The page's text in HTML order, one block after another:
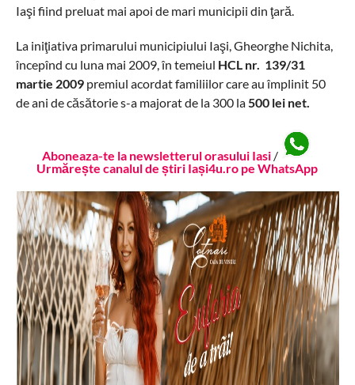
Iaşi fiind preluat mai apoi de mari municipii din ţară.
La iniţiativa primarului municipiului Iaşi, Gheorghe Nichita,
începînd cu luna mai 2009, în temeiul HCL nr. 139/31
martie 2009premiul acordat familiilor care au împlinit 50
de ani de căsătorie s-a majorat de la 300 la500 lei net.
Aboneaza-te la newsletterul orasului Iasi /
Urmărește canalul de știri Iași4u.ro pe WhatsApp